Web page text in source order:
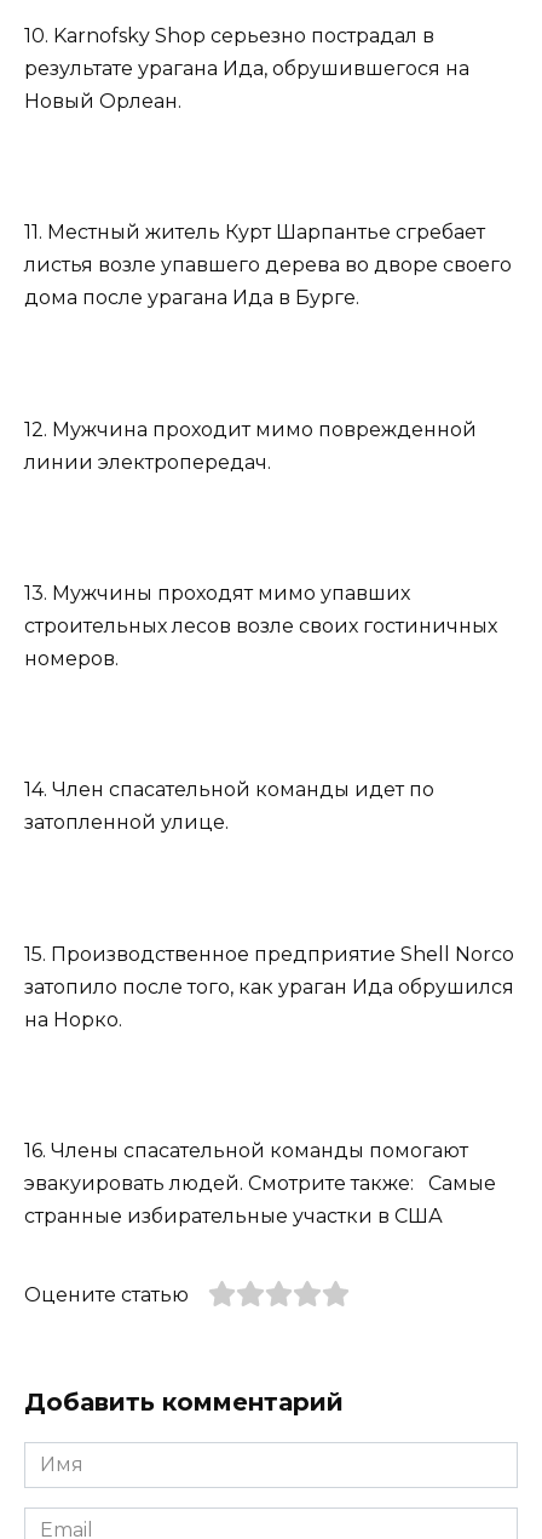
10. Karnofsky Shop серьезно пострадал в
результате урагана Ида, обрушившегося на
Новый Орлеан.
11. Местный житель Курт Шарпантье сгребает
листья возле упавшего дерева во дворе своего
дома после урагана Ида в Бурге.
12. Мужчина проходит мимо поврежденной
линии электропередач.
13. Мужчины проходят мимо упавших
строительных лесов возле своих гостиничных
номеров.
14. Член спасательной команды идет по
затопленной улице.
15. Производственное предприятие Shell Norco
затопило после того, как ураган Ида обрушился
на Норко.
16. Члены спасательной команды помогают
эвакуировать людей. Смотрите также: Самые
странные избирательные участки в США
Оцените статью
Добавить комментарий
Имя
*
Email